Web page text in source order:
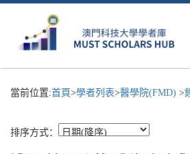
當前位置:首頁>學者列表>醫學院(FMD) >
排序方式：